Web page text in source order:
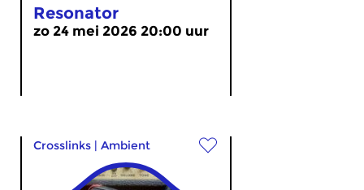
Resonator
zo 24 mei 2026 20:00 uur
Crosslinks | Ambient